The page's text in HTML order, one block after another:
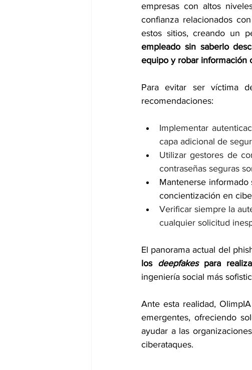
empresas con altos
confianza relacionados
estos sitios, creando un
empleado sin saberlo
equipo y robar información
Para evitar ser víctima
recomendaciones:
Implementar
capa adicional de
Utilizar gestores de
contraseñas seguras
Mantenerse
concientización en
Verificar siempre la
cualquier solicitud
El panorama actual del
los deepfakes para
ingeniería social más
Ante esta realidad,
emergentes, ofreciendo
ayudar a las
ciberataques.